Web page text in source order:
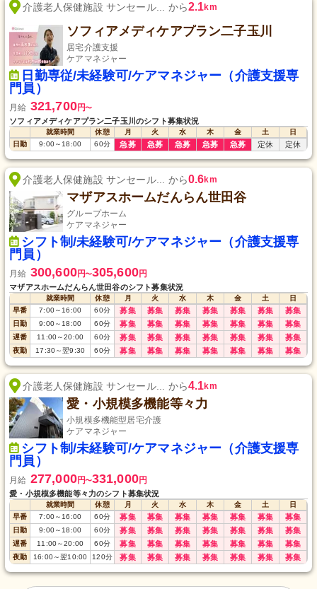
介護老人保健施設 サンセール... から2.1km
ソフィアメディケアプラン二子玉川
居宅介護支援
ケアマネジャー
日勤専従/未経験可/ケアマネジャー（介護支援専
門員）
月給 321,700円〜
ソフィアメディケアプラン二子玉川のシフト募集状況
就業時間 休憩 月 火 水 木 金 土
日
日勤
9:00～18:00 60分 急募 急募 急募 急募 急募 定休 定休
介護老人保健施設 サンセール... から0.6km
マザアスホームだんらん世田谷
グループホーム
ケアマネジャー
シフト制/未経験可/ケアマネジャー（介護支援専
門員）
月給 300,600円〜305,600円
マザアスホームだんらん世田谷のシフト募集状況
就業時間 休憩 月 火 水 木 金 土
日
早番
7:00～16:00 60分 募集 募集 募集 募集 募集 募集 募集
日勤 9:00～18:00 60分 募集 募集 募集 募集 募集 募集 募集
遅番 11:00～20:00 60分 募集 募集 募集 募集 募集 募集 募集
夜勤 17:30～翌9:30 60分 募集 募集 募集 募集 募集 募集 募集
介護老人保健施設 サンセール... から4.1km
愛・小規模多機能等々力
小規模多機能型居宅介護
ケアマネジャー
シフト制/未経験可/ケアマネジャー（介護支援専
門員）
月給 277,000円〜331,000円
愛・小規模多機能等々力のシフト募集状況
就業時間 休憩 月 火 水 木 金 土
日
早番
7:00～16:00 60分 募集 募集 募集 募集 募集 募集 募集
日勤 9:00～18:00 60分 募集 募集 募集 募集 募集 募集 募集
遅番 11:00～20:00 60分 募集 募集 募集 募集 募集 募集 募集
夜勤 16:00～翌10:00 120分 募集 募集 募集 募集 募集 募集 募集